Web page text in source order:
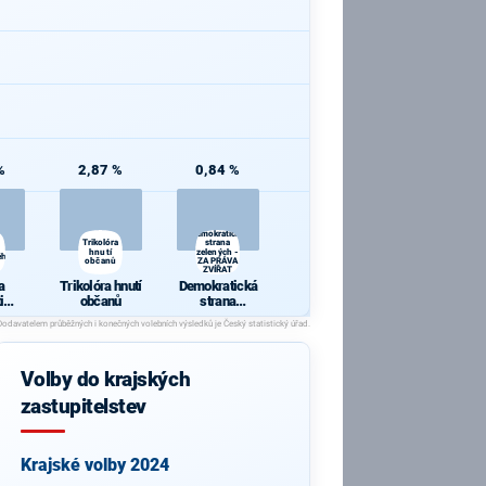
2,87 %
Trikolóra
hnutí
občanů
Trikolóra hnutí
občanů
0,84 %
Demokratická
strana
zelených -
ZA PRÁVA
ZVÍŘAT
Demokratická
strana
zelených - ZA
PRÁVA
ZVÍŘAT
Volby do krajských
zastupitelstev
Krajské volby 2024